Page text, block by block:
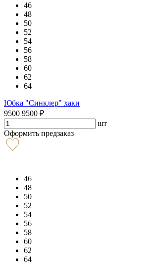
46
48
50
52
54
56
58
60
62
64
Юбка "Синклер" хаки
9500 9500 ₽
шт
Оформить предзаказ
46
48
50
52
54
56
58
60
62
64